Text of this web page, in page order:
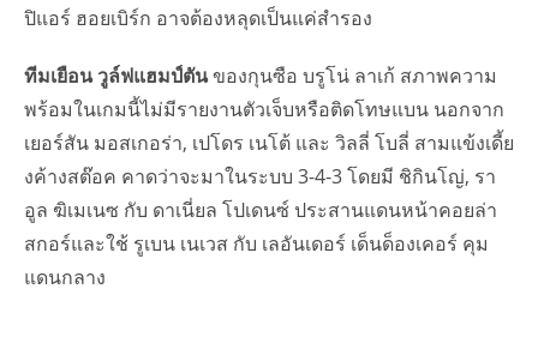
ปิแอร์ ฮอยเบิร์ก อาจต้องหลุดเป็นแค่สำรอง
ทีมเยือน วูล์ฟแฮมป์ตันของกุนซือ บรูโน่ ลาเก้ สภาพความ
พร้อมในเกมนี้ไม่มีรายงานตัวเจ็บหรือติดโทษแบน นอกจาก
เยอร์สัน มอสเกอร่า, เปโดร เนโต้ และ วิลลี่ โบลี่ สามแข้งเดี้ย
งค้างสต๊อค คาดว่าจะมาในระบบ 3-4-3 โดยมี ชิกินโญ่, รา
อูล ฆิเมเนซ กับ ดาเนี่ยล โปเดนซ์ ประสานแดนหน้าคอยล่า
สกอร์และใช้ รูเบน เนเวส กับ เลอันเดอร์ เด็นด็องเคอร์ คุม
แดนกลาง